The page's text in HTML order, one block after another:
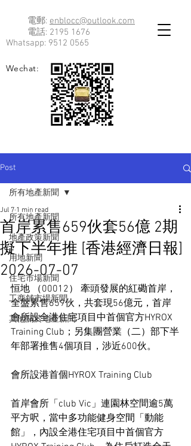
電郵: enblocc@outlook.com
電話: 2195 1676
Whatsapp: 9512 0565
Wechat:
Post
所有地產新聞
地產政策新聞
用地新聞
住宅市場新聞
工商舖市場新聞
其他關於地產新聞
所有地產新聞
首岸累售659伙套56億 2期
擬下半年推 [香港經濟日報]
2026-07-07
Jul 7 1 min read
恒地 （00012） 牽頭發展的紅磡首岸，
全盤累售659伙，共套現56億元，首岸
會所設全港住宅項目中首個官方HYROX
Training Club；另集團營業（二）部下半
年部署推售4個項目，涉近600伙。
會所設港首個HYROX Training Club
首岸會所「club Vic」連園林空間逾5萬
平方呎，當中多功能健身空間「動能
館」，內設全港住宅項目中首個官方